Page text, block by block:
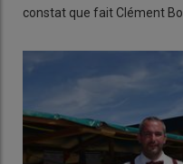
constat que fait Clément